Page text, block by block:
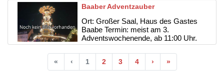
Baaber Adventzauber
Ort: Großer Saal, Haus des Gastes
Baabe Termin: meist am 3.
Adventswochenende, ab 11:00 Uhr.
« ‹ 1 2 3 4 › »